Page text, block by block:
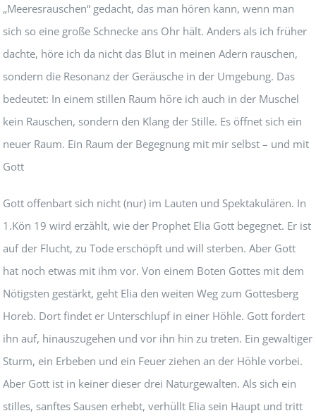
„Meeresrauschen“ gedacht, das man hören kann, wenn man
sich so eine große Schnecke ans Ohr hält. Anders als ich früher
dachte, höre ich da nicht das Blut in meinen Adern rauschen,
sondern die Resonanz der Geräusche in der Umgebung. Das
bedeutet: In einem stillen Raum höre ich auch in der Muschel
kein Rauschen, sondern den Klang der Stille. Es öffnet sich ein
neuer Raum. Ein Raum der Begegnung mit mir selbst – und mit
Gott
Gott offenbart sich nicht (nur) im Lauten und Spektakulären. In
1.Kön 19 wird erzählt, wie der Prophet Elia Gott begegnet. Er ist
auf der Flucht, zu Tode erschöpft und will sterben. Aber Gott
hat noch etwas mit ihm vor. Von einem Boten Gottes mit dem
Nötigsten gestärkt, geht Elia den weiten Weg zum Gottesberg
Horeb. Dort findet er Unterschlupf in einer Höhle. Gott fordert
ihn auf, hinauszugehen und vor ihn hin zu treten. Ein gewaltiger
Sturm, ein Erbeben und ein Feuer ziehen an der Höhle vorbei.
Aber Gott ist in keiner dieser drei Naturgewalten. Als sich ein
stilles, sanftes Sausen erhebt, verhüllt Elia sein Haupt und tritt